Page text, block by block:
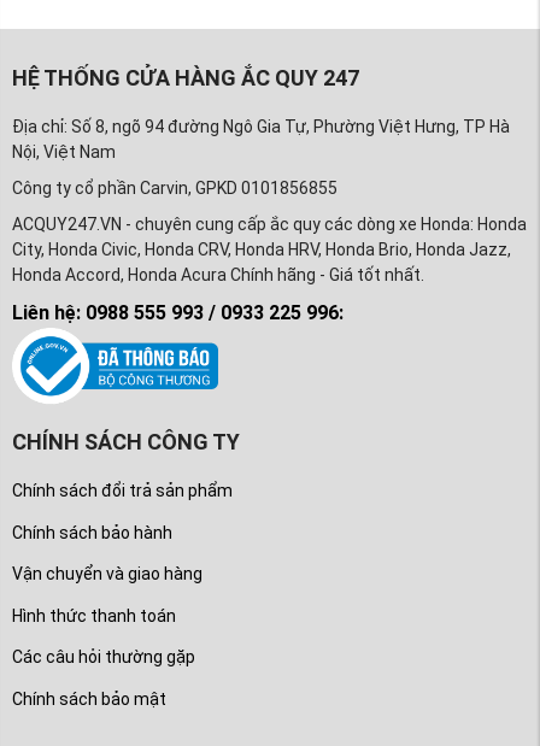
HỆ THỐNG CỬA HÀNG ẮC QUY 247
Địa chỉ: Số 8, ngõ 94 đường Ngô Gia Tự, Phường Việt Hưng, TP Hà
Nội, Việt Nam
Công ty cổ phần Carvin, GPKD 0101856855
ACQUY247.VN - chuyên cung cấp ắc quy các dòng xe Honda: Honda
City, Honda Civic, Honda CRV, Honda HRV, Honda Brio, Honda Jazz,
Honda Accord, Honda Acura Chính hãng - Giá tốt nhất.
Liên hệ: 0988 555 993 / 0933 225 996:
CHÍNH SÁCH CÔNG TY
Chính sách đổi trả sản phẩm
Chính sách bảo hành
Vận chuyển và giao hàng
Hình thức thanh toán
Các câu hỏi thường gặp
Chính sách bảo mật